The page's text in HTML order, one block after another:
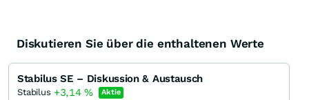
Diskutieren Sie über die enthaltenen Werte
Stabilus SE – Diskussion & Austausch
Stabilus +3,14% Aktie